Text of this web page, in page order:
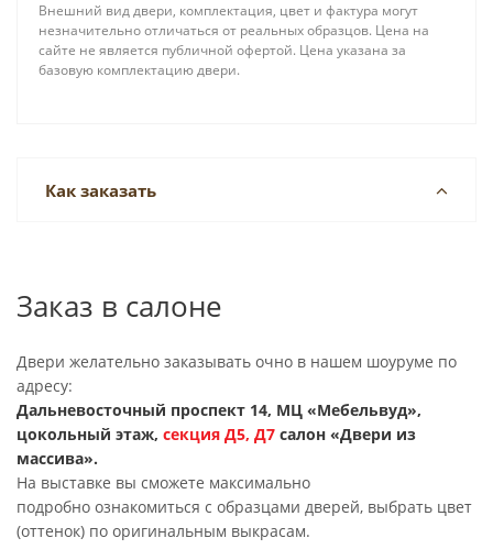
Внешний вид двери, комплектация, цвет и фактура могут
незначительно отличаться от реальных образцов. Цена на
сайте не является публичной офертой. Цена указана за
базовую комплектацию двери.
Как заказать
Заказ в салоне
Двери желательно заказывать очно в нашем шоуруме по
адресу:
Дальневосточный проспект 14, МЦ «Мебельвуд»,
цокольный этаж, секция Д5, Д7 салон «Двери из
массива».
На выставке вы сможете максимально
подробно ознакомиться с образцами дверей, выбрать цвет
(оттенок) по оригинальным выкрасам.